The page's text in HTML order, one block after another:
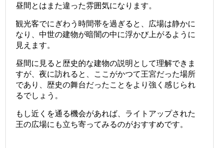
昼間とはまた違った雰囲気になります。
観光客でにぎわう時間帯を過ぎると、広場は静かに
なり、中世の建物が暗闇の中に浮かび上がるように
見えます。
昼間に見ると歴史的な建物の説明として理解できま
すが、夜に訪れると、ここがかつて王宮だった場所
であり、歴史の舞台だったことをより強く感じられ
るでしょう。
もし近くを通る機会があれば、ライトアップされた
王の広場にも立ち寄ってみるのがおすすめです。